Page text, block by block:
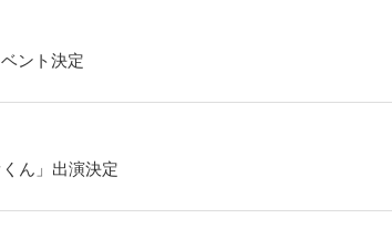
ント決定
ん」出演決定